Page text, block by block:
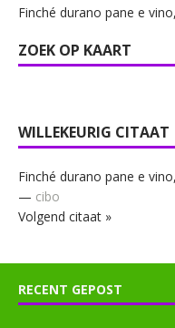
Finché durano pane e
ZOEK OP KAART
WILLEKEURIG CITAAT
Finché durano pane e
— cibo
Volgend citaat »
RECENT GEPOST